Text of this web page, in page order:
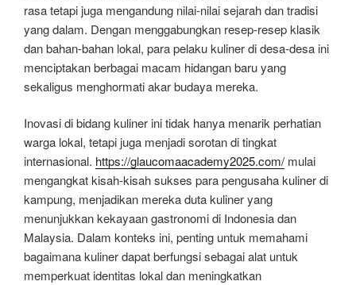
rasa tetapi juga mengandung nilai-nilai sejarah dan tradisi
yang dalam. Dengan menggabungkan resep-resep klasik
dan bahan-bahan lokal, para pelaku kuliner di desa-desa ini
menciptakan berbagai macam hidangan baru yang
sekaligus menghormati akar budaya mereka.
Inovasi di bidang kuliner ini tidak hanya menarik perhatian
warga lokal, tetapi juga menjadi sorotan di tingkat
internasional. https://glaucomaacademy2025.com/ mulai
mengangkat kisah-kisah sukses para pengusaha kuliner di
kampung, menjadikan mereka duta kuliner yang
menunjukkan kekayaan gastronomi di Indonesia dan
Malaysia. Dalam konteks ini, penting untuk memahami
bagaimana kuliner dapat berfungsi sebagai alat untuk
memperkuat identitas lokal dan meningkatkan